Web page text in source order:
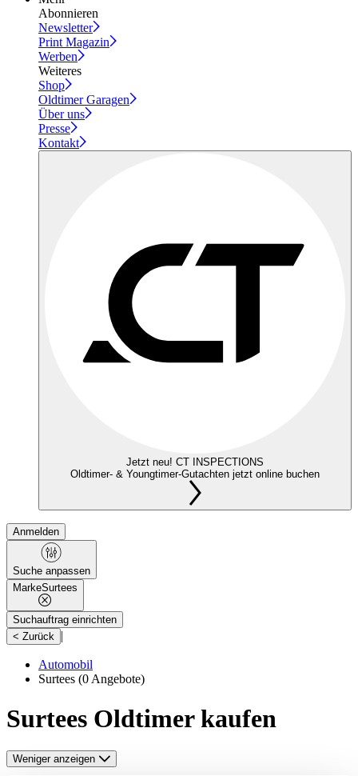
Abonnieren
Newsletter
Print Magazin
Werben
Weiteres
Shop
Oldtimer Garagen
Über uns
Presse
Kontakt
Jetzt neu! CT INSPECTIONS
Oldtimer- & Youngtimer-Gutachten jetzt online buchen
Anmelden
Suche anpassen
MarkeSurtees
Suchauftrag einrichten
< Zurück |
Automobil
Surtees (0 Angebote)
Surtees Oldtimer kaufen
Weniger anzeigen